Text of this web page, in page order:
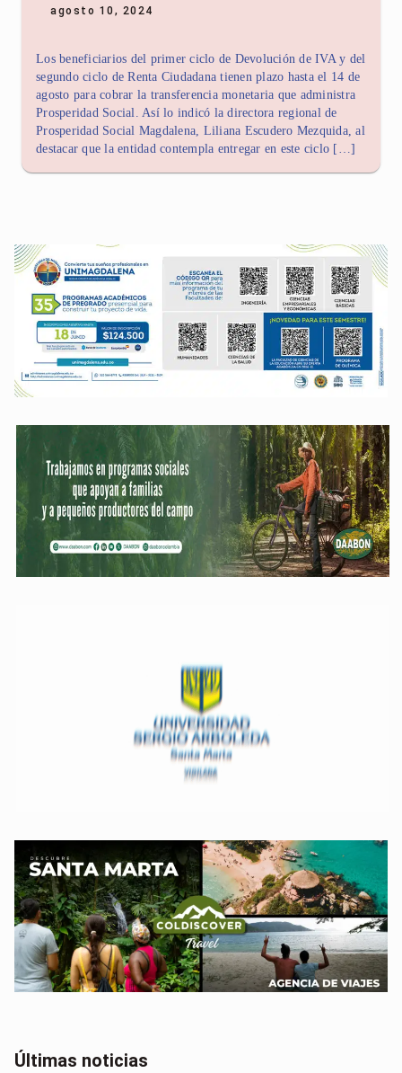
agosto 10, 2024
Los beneficiarios del primer ciclo de Devolución de IVA y del
segundo ciclo de Renta Ciudadana tienen plazo hasta el 14 de
agosto para cobrar la transferencia monetaria que administra
Prosperidad Social. Así lo indicó la directora regional de
Prosperidad Social Magdalena, Liliana Escudero Mezquida, al
destacar que la entidad contempla entregar en este ciclo […]
Últimas noticias